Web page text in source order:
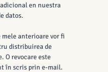
en nuestra
datos.
anterioare vor fi
distribuirea de
O revocare este
în scris prin e-mail.